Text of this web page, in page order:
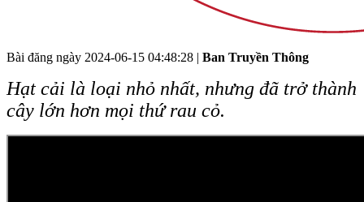
Bài đăng ngày 2024-06-15 04:48:28 | Ban Truyền Thông
Hạt cải là loại nhỏ nhất, nhưng đã trở thành
cây lớn hơn mọi thứ rau cỏ.